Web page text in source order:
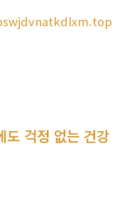
도 걱정 없는 건강